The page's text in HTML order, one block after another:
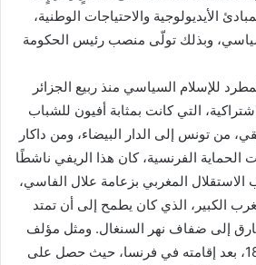
الأيديولوجية والاحتياجات الوطنية،
وبذلك تولّى منصب رئيس الحكومة
للإسلام السياسي منذ ربيع الجزائر
الاشتراكية، التي كانت بمثابة أفيون للشباب
من تونس إلى الدار البيضاء، ومن داكار
الحماية الفرنسية، كان هذا الريفي ناشطًا
المغربي بزعامة علال الفاسي،
الكبير، الذي كان يطمح إلى أن تمتد
إلى ضفاف نهر السنغال. ومثل مؤلف
البيان الشيوعي عام 1848، بعد إقامته في فرنسا، حيث حصل على